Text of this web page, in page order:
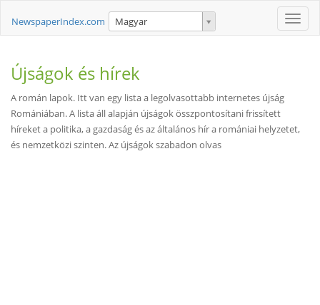
Toggle
NewspaperIndex.com Magyar
Újságok és hírek
A román lapok. Itt van egy lista a legolvasottabb internetes újság
Romániában. A lista áll alapján újságok összpontosítani frissített
híreket a politika, a gazdaság és az általános hír a romániai helyzetet,
és nemzetközi szinten. Az újságok szabadon olvas